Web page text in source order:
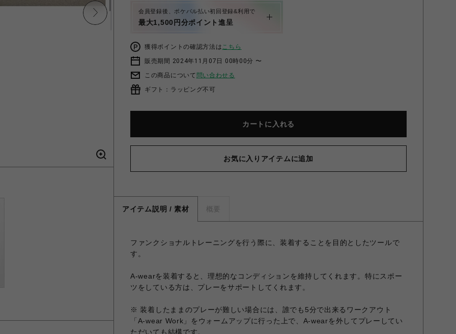
会員登録後、ポケパル払い初回登録&利用で
最大1,500円分ポイント進呈
獲得ポイントの確認方法はこちら
販売期間 2024年11月07日 00時00分 〜
この商品について 問い合わせる
ギフト：ラッピング不可
カートに入れる
お気に入りアイテムに追加
アイテム説明 / 素材 概要
ファンクショナルトレーニングを行う際に、装着することを目的としたツールで
す。
A-wearを装着すると、理想的なコンディションを維持してくれます。特にスポー
ツをしている方は、プレーをサポートしてくれます。
※ 装着したままのプレーが難しい場合には、誰でも5分で出来るワークアウト
「A-wear Work」をウォームアップに行った上で、A-wearを外してプレーしてい
ただいても結構です。